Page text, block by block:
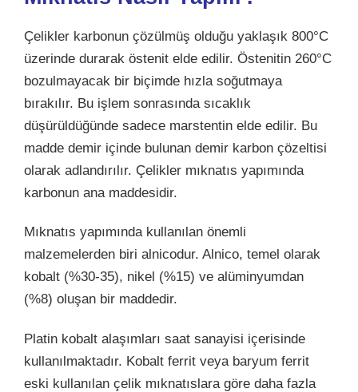
Çelikler karbonun çözülmüş olduğu yaklaşık 800°C
üzerinde durarak östenit elde edilir. Östenitin 260°C
bozulmayacak bir biçimde hızla soğutmaya
bırakılır. Bu işlem sonrasında sıcaklık
düşürüldüğünde sadece marstentin elde edilir. Bu
madde demir içinde bulunan demir karbon çözeltisi
olarak adlandırılır. Çelikler mıknatıs yapımında
karbonun ana maddesidir.
Mıknatıs yapımında kullanılan önemli
malzemelerden biri alnicodur. Alnico, temel olarak
kobalt (%30-35), nikel (%15) ve alüminyumdan
(%8) oluşan bir maddedir.
Platin kobalt alaşımları saat sanayisi içerisinde
kullanılmaktadır. Kobalt ferrit veya baryum ferrit
eski kullanılan çelik mıknatıslara göre daha fazla